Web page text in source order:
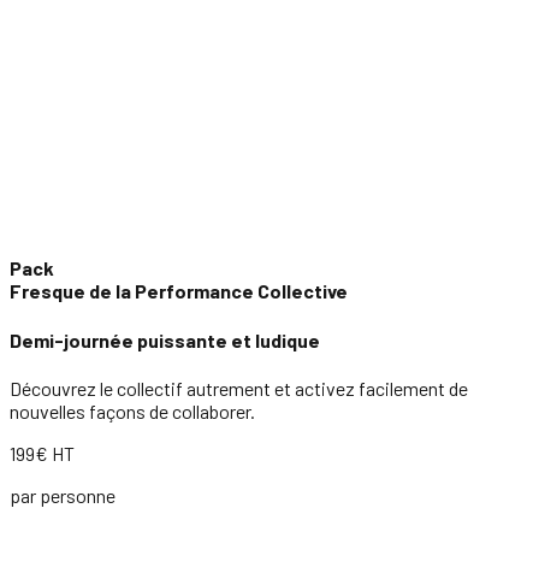
Pack
Fresque de la Performance Collective
Demi-journée puissante et ludique
Découvrez le collectif autrement et activez facilement de
nouvelles façons de collaborer.
199€ HT
par personne